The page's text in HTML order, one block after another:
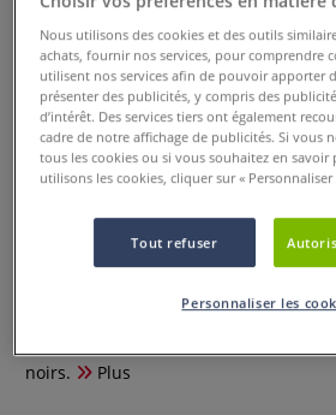
Étui métal 6 crayons
0 Commentaires
Coffret de 6 crayons graphite Caran
noirs.
Plus
Nous utilisons des cookies et des outils
achats, fournir nos services, pour comprendre
utilisent nos services afin de pouvoir apporter
présenter des publicités, y compris des
d’intérêt. Des services tiers ont également
cadre de notre affichage de publicités. Si vous
tous les cookies ou si vous souhaitez en
utilisons les cookies, cliquer sur « Personnaliser
Tout refuser
Personnaliser les